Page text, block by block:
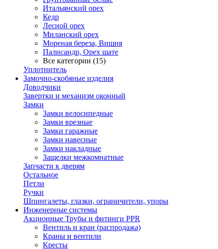
Итальянский орех
Кедр
Лесной орех
Миланский орех
Мореная береза, Вишня
Палисандр, Орех шате
Все категории (15)
Уплотнитель
Замочно-скобяные изделия
Доводчики
Завертки и механизм оконный
Замки
Замки велосипедные
Замки врезные
Замки гаражные
Замки навесные
Замки накладные
Защелки межкомнатные
Запчасти к дверям
Остальное
Петли
Ручки
Шпингалеты, глазки, ограничители, упоры
Инженерные системы
Акционные Трубы и фитинги PPR
Вентиль и кран (распродажа)
Краны и вентили
Кресты